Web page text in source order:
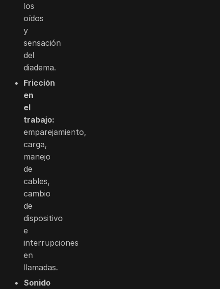
los
oídos
y
sensación
del
diadema.
Fricción
en
el
trabajo:
emparejamiento,
carga,
manejo
de
cables,
cambio
de
dispositivo
e
interrupciones
en
llamadas.
Sonido